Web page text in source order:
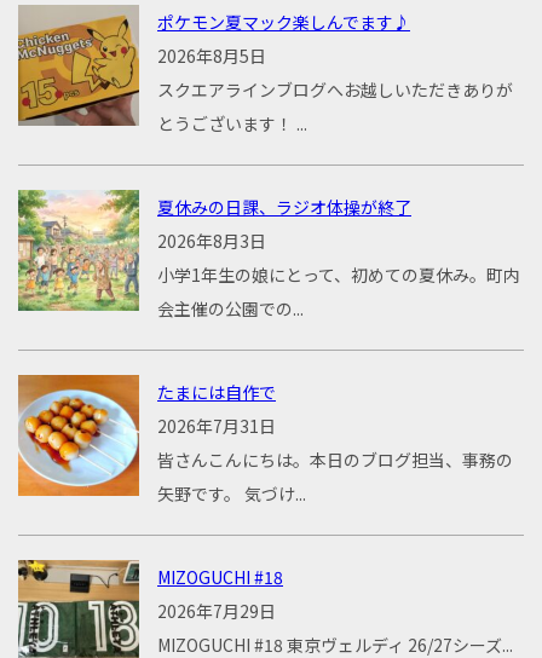
ポケモン夏マック楽しんでます♪
2026年8月5日
スクエアラインブログへお越しいただきありが
とうございます！ ...
夏休みの日課、ラジオ体操が終了
2026年8月3日
小学1年生の娘にとって、初めての夏休み。町内
会主催の公園での...
たまには自作で
2026年7月31日
皆さんこんにちは。本日のブログ担当、事務の
矢野です。 気づけ...
MIZOGUCHI #18
2026年7月29日
MIZOGUCHI #18 東京ヴェルディ 26/27シーズ...